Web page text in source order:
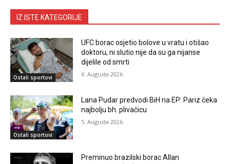
IZ ISTE KATEGORIJE
Ostali sportovi
UFC borac osjetio bolove u vratu i otišao
doktoru, ni slutio nije da su ga nijanse
dijelile od smrti
6. Augusta 2026.
Ostali sportovi
Lana Pudar predvodi BiH na EP: Pariz čeka
najbolju bh. plivačicu
5. Augusta 2026.
Preminuo brazilski borac Allan